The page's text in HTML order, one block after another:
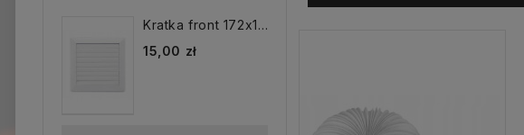
Kratka front 172x172 mm...
15,00 zł